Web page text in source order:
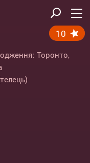
10
Торонто,